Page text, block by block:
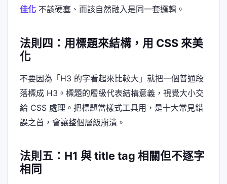
佳化 不該硬塞、而該自然融入是同一套邏輯。
法則四：用標題來結構，用 CSS 來美
化
不要因為「H3 的字看起來比較大」就把一個普通段
落標成 H3。標題的層級代表結構意義，視覺大小交
給 CSS 處理。把標題當樣式工具用，是十大常見錯
誤之首，會讓整個層級崩潰。
法則五：H1 與 title tag 相關但不逐字
相同